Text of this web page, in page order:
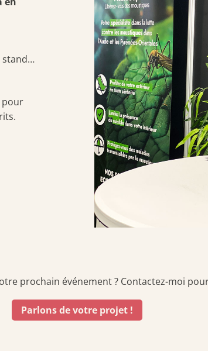
stand…
pour
prochain événement ? Contactez-moi
Parlons de votre projet !